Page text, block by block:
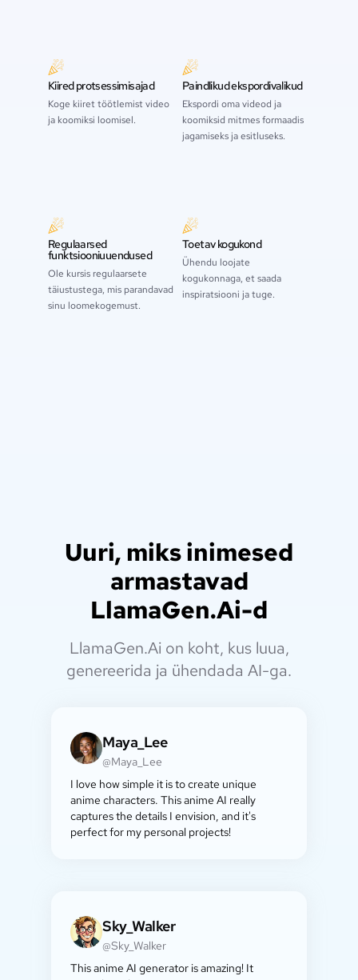
Kiired protsessimisajad
Koge kiiret töötlemist video
ja koomiksi loomisel.
Paindlikud ekspordivalikud
Ekspordi oma videod ja
koomiksid mitmes formaadis
jagamiseks ja esitluseks.
Regulaarsed
funktsiooniuuendused
Ole kursis regulaarsete
täiustustega, mis parandavad
sinu loomekogemust.
Toetav kogukond
Ühendu loojate
kogukonnaga, et saada
inspiratsiooni ja tuge.
Uuri, miks inimesed
armastavad
LlamaGen.Ai-d
LlamaGen.Ai on koht, kus luua,
genereerida ja ühendada AI-ga.
Maya_Lee
@Maya_Lee
I love how simple it is to create unique
anime characters. This anime AI really
captures the details I envision, and it's
perfect for my personal projects!
Sky_Walker
@Sky_Walker
This anime AI generator is amazing! It